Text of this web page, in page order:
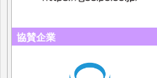
協賛企業